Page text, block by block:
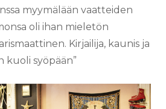
myymälään vaatteiden
oli ihan mieletön
Kirjailija, kaunis ja
kuoli syöpään”